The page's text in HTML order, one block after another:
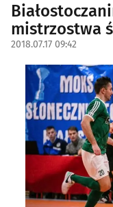
mistrzostwa
2018.07.17 09:42